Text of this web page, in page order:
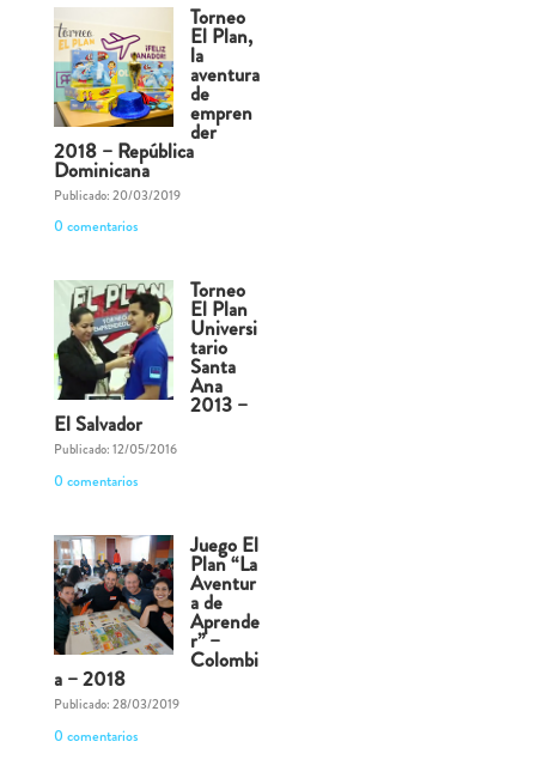
Torneo
El Plan,
la
aventura
de
empren
der
2018 – República
Dominicana
Publicado: 20/03/2019
0 comentarios
Torneo
El Plan
Universi
tario
Santa
Ana
2013 –
El Salvador
Publicado: 12/05/2016
0 comentarios
Juego El
Plan “La
Aventur
a de
Aprende
r” –
Colombi
a – 2018
Publicado: 28/03/2019
0 comentarios